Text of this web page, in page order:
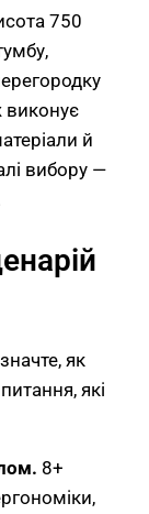
750
виконує
й
вибору —
як
які
8+